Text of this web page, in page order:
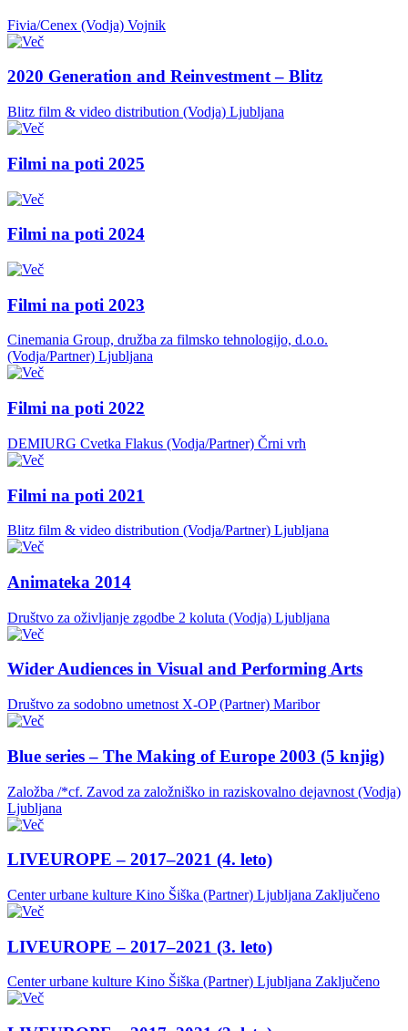
Fivia/Cenex (Vodja) Vojnik
2020 Generation and Reinvestment – Blitz
Blitz film & video distribution (Vodja) Ljubljana
Filmi na poti 2025
Filmi na poti 2024
Filmi na poti 2023
Cinemania Group, družba za filmsko tehnologijo, d.o.o.
(Vodja/Partner) Ljubljana
Filmi na poti 2022
DEMIURG Cvetka Flakus (Vodja/Partner) Črni vrh
Filmi na poti 2021
Blitz film & video distribution (Vodja/Partner) Ljubljana
Animateka 2014
Društvo za oživljanje zgodbe 2 koluta (Vodja) Ljubljana
Wider Audiences in Visual and Performing Arts
Društvo za sodobno umetnost X-OP (Partner) Maribor
Blue series – The Making of Europe 2003 (5 knjig)
Založba /*cf. Zavod za založniško in raziskovalno dejavnost (Vodja)
Ljubljana
LIVEUROPE – 2017–2021 (4. leto)
Center urbane kulture Kino Šiška (Partner) Ljubljana Zaključeno
LIVEUROPE – 2017–2021 (3. leto)
Center urbane kulture Kino Šiška (Partner) Ljubljana Zaključeno